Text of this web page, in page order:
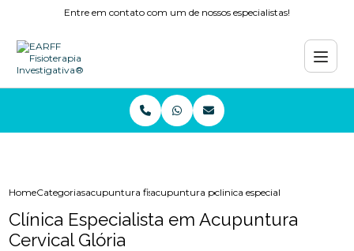
Entre em contato com um de nossos especialistas!
HomeCategoriasacupuntura fisioterapiaacupuntura perto de mim
clinica especialista em
Clínica Especialista em Acupuntura
Cervical Glória